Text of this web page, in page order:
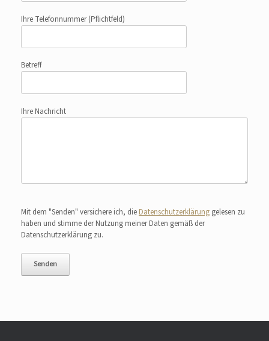
Ihre Telefonnummer(Pflichtfeld)
Betreff
Ihre Nachricht
Mit dem "Senden" versichere ich, die Datenschutzerklärung gelesen zu
haben und stimme der Nutzung meiner Daten gemäß der
Datenschutzerklärung zu.